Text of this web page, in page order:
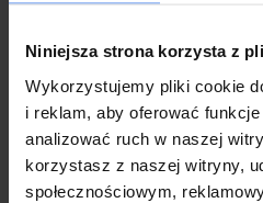
Niniejsza strona korzysta z
Wykorzystujemy pliki cookie
i reklam, aby oferować
analizować ruch w naszej
korzystasz z naszej witryny,
społecznościowym,
Fotele wiszące
Pufy i podnóżki